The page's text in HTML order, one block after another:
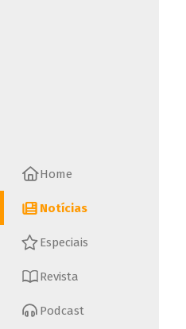
Home
Notícias
Especiais
Revista
Podcast